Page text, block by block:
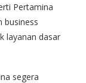
Pertamina
business
layanan dasar
segera